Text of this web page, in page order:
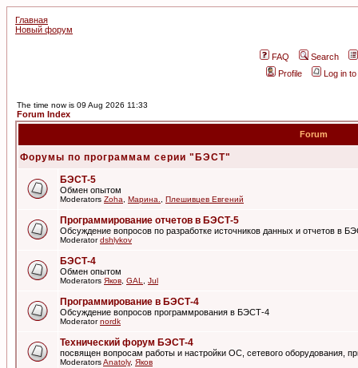
Главная
Новый форум
FAQ
Search
Profile
Log in
The time now is 09 Aug 2026 11:33
Forum Index
Forum
Форумы по программам серии "БЭСТ"
БЭСТ-5
Обмен опытом
Moderators Zoha Марина. Плешивцев Евгений
Программирование отчетов в БЭСТ-5
Обсуждение вопросов по разработке источников данных и отчетов в
Moderatordshlykov
БЭСТ-4
Обмен опытом
Moderators Яков GAL Jul
Программирование в БЭСТ-4
Обсуждение вопросов программрования в БЭСТ-4
Moderatornordk
Технический форум БЭСТ-4
посвящен вопросам работы и настройки ОС, сетевого оборудования,
ModeratorsAnatoly, Яков